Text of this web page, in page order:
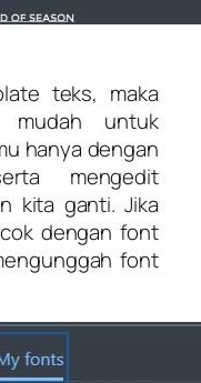
teks, maka
mudah untuk
hanya dengan
mengedit
kita ganti. Jika
dengan font
font